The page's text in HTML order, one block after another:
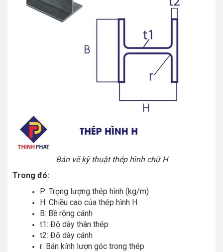
Bản vẽ kỹ thuật thép hình chữ H
Trong đó:
P: Trọng lượng thép hình (kg/m)
H: Chiều cao của thép hình H
B: Bề rộng cánh
t1: Độ dày thân thép
t2: Độ dày cánh
r: Bán kính lượn góc trong thép